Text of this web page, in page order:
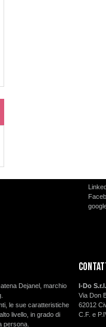
Dejanel, marchio
le sue caratteristiche
livello, in grado di
persona.
I-Do
Via Don
62012
C.F. e